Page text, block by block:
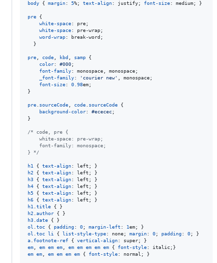
body { margin: 5%; text-align: justify; font-size: medium; }
pre {
white-space:
pre;
white-space:
pre-wrap;
word-wrap:
break-word;
  }
pre, code, kbd , samp {
color: #000;
font-family: monospace,
monospace;
_font-family: 'courier new' ,
monospace;
font-size: 0.98em;
}
pre. sourceCode, code. sourceCode {
background-color: #ececec;
}
/* code, pre {
    white-space: pre-wrap;
    font-family: monospace;
} */
h1 { text-align:
h2 { text-align:
h3 { text-align:
h4 { text-align:
h5 { text-align:
h6 { text-align:
h1.title
h2.author
h3.date
ol .toc { padding: 0; margin-left : 1em
ol .toc li { list-style-type: none; margin: 0; padding: 0
a. footnote-ref { vertical-align:
em, em em em, em em em em em { font-style:
em em, em em em em { font-style: normal; }